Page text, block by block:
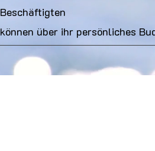
Beschäftigten
können über ihr persönliches